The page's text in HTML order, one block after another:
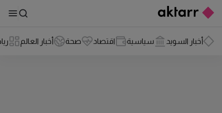
أخبار السويد سياسية اقتصاد صحة أخبار العالم